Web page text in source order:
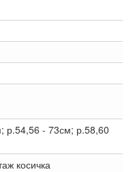
р.54,56 - 73см; р.58,60
косичка